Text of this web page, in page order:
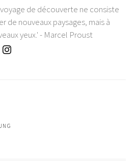
de découverte ne consiste
de nouveaux paysages, mais à
yeux.' - Marcel Proust